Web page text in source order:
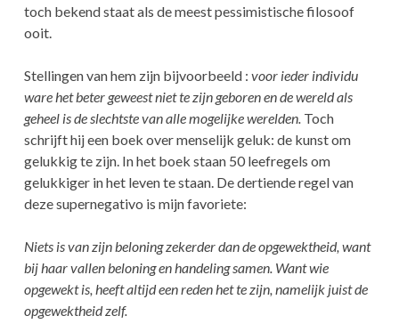
toch bekend staat als de meest pessimistische filosoof
ooit.
Stellingen van hem zijn bijvoorbeeld : voor ieder individu
ware het beter geweest niet te zijn geboren en de wereld als
geheel is de slechtste van alle mogelijke werelden.Toch
schrijft hij een boek over menselijk geluk: de kunst om
gelukkig te zijn. In het boek staan 50 leefregels om
gelukkiger in het leven te staan. De dertiende regel van
deze supernegativo is mijn favoriete:
Niets is van zijn beloning zekerder dan de opgewektheid, want
bij haar vallen beloning en handeling samen. Want wie
opgewekt is, heeft altijd een reden het te zijn, namelijk juist de
opgewektheid zelf.